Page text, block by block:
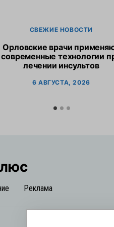
СВЕЖИЕ НОВОСТИ
Орловские врачи
современные технологии
лечении инсультов
6 АВГУСТА, 2026
Реклама